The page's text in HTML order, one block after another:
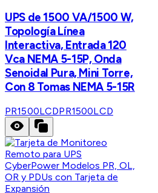
UPS de 1500 VA/1500 W,
Topología Línea
Interactiva, Entrada 120
Vca NEMA 5-15P, Onda
Senoidal Pura, Mini Torre,
Con 8 Tomas NEMA 5-15R
PR1500LCDPR1500LCD